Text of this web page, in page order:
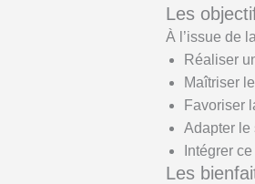
Les
À l’issue de
Réaliser
Maîtriser
Favoriser
Adapter le
Intégrer
Les